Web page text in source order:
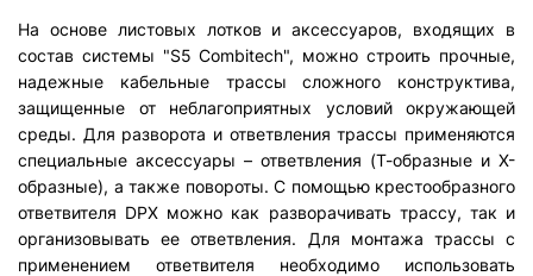
На основе листовых лотков и аксессуаров, входящих в
состав системы "S5 Combitech", можно строить прочные,
надежные кабельные трассы сложного конструктива,
защищенные от неблагоприятных условий окружающей
среды. Для разворота и ответвления трассы применяются
специальные аксессуары – ответвления (Т-образные и Х-
образные), а также повороты. С помощью крестообразного
ответвителя DPX можно как разворачивать трассу, так и
организовывать ее ответвления. Для монтажа трассы с
применением ответвителя необходимо использовать